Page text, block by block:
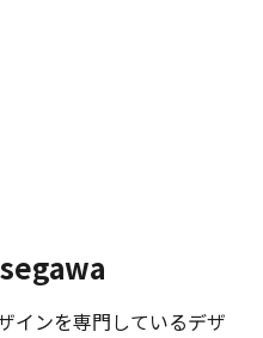
インを専門しているデザ